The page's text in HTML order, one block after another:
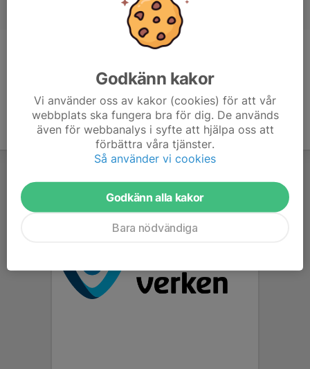
Godkänn kakor
Vi använder oss av kakor (cookies) för att vår
webbplats ska fungera bra för dig. De används
även för webbanalys i syfte att hjälpa oss att
förbättra våra tjänster.
Så använder vi cookies
Godkänn alla kakor
Bara nödvändiga